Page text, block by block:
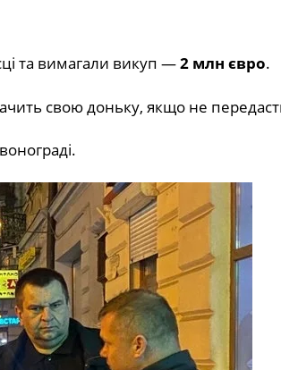
та вимагали викуп —2 млн євро.
свою доньку, якщо не